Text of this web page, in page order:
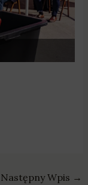
Następny Wpis →